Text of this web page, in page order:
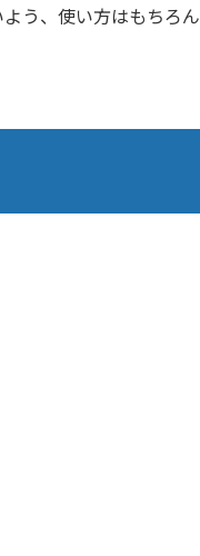
う、使い方はもちろ